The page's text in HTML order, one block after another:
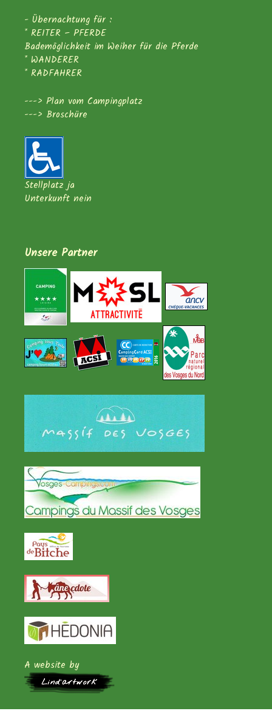
- Übernachtung für :
* REITER – PFERDE
Bademöglichkeit im Weiher für die Pferde
* WANDERER
* RADFAHRER
---> Plan vom Campingplatz
---> Broschüre
Stellplatz ja
Unterkunft nein
Unsere Partner
A website by